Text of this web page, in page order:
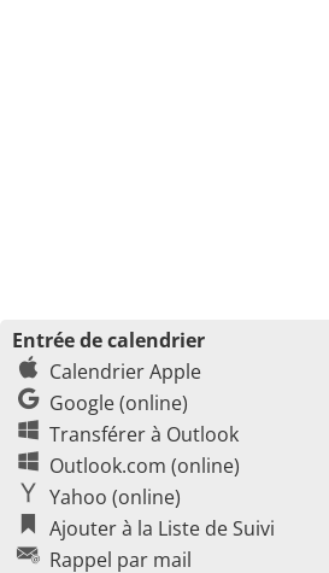
Entrée de calendrier
Calendrier Apple
Google (online)
Transférer à Outlook
Outlook.com (online)
Yahoo (online)
Ajouter à la Liste de Suivi
Rappel par mail